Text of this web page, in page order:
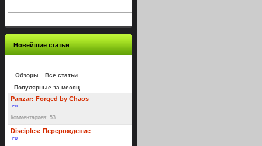
Новейшие статьи
Обзоры
Все статьи
Популярные за месяц
Panzar: Forged by Chaos
PC
Комментариев: 53
Disciples: Перерождение
PC